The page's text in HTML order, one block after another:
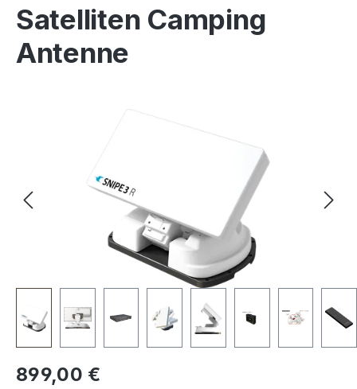
Satelliten Camping
Antenne
Regulärer Preis:
899,00 €